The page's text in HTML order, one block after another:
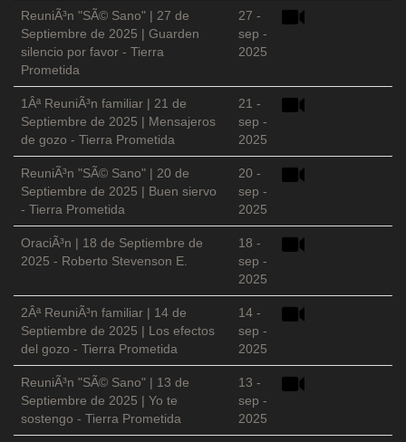
ReuniÃ³n "SÃ© Sano" | 27 de
Septiembre de 2025 | Guarden
silencio por favor - Tierra
Prometida
27 -
sep -
2025
1Âª ReuniÃ³n familiar | 21 de
Septiembre de 2025 | Mensajeros
de gozo - Tierra Prometida
21 -
sep -
2025
ReuniÃ³n "SÃ© Sano" | 20 de
Septiembre de 2025 | Buen siervo
- Tierra Prometida
20 -
sep -
2025
OraciÃ³n | 18 de Septiembre de
2025 - Roberto Stevenson E.
18 -
sep -
2025
2Âª ReuniÃ³n familiar | 14 de
Septiembre de 2025 | Los efectos
del gozo - Tierra Prometida
14 -
sep -
2025
ReuniÃ³n "SÃ© Sano" | 13 de
Septiembre de 2025 | Yo te
sostengo - Tierra Prometida
13 -
sep -
2025